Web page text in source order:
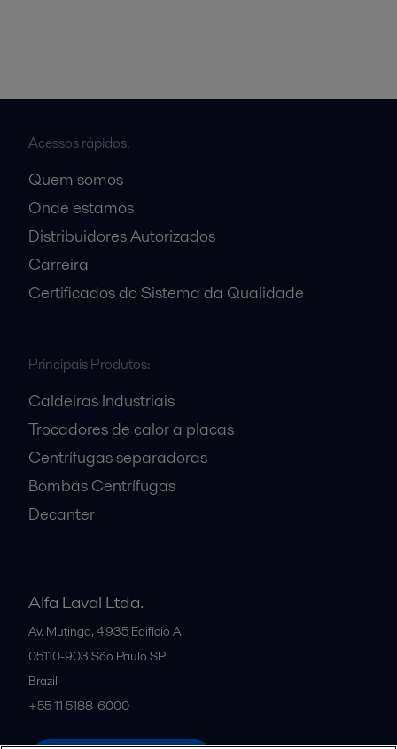
Acessos rápidos:
Quem somos
Onde estamos
Distribuidores Autorizados
Carreira
Certificados do Sistema da Qualidade
Principais Produtos:
Caldeiras Industriais
Trocadores de calor a placas
Centrífugas separadoras
Bombas Centrífugas
Decanter
Alfa Laval Ltda.
Av. Mutinga, 4.935 Edifício A
05110-903 São Paulo SP
Brazil
+55 11 5188-6000